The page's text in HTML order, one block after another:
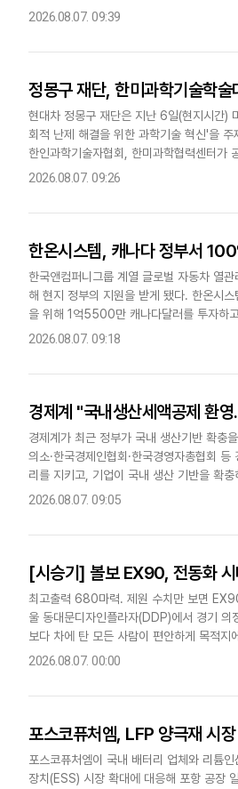
하는 HMM의 여름방학 사회공헌 프로그램
2026.08.07. 09:39
정몽구 재단, 한미과학기술학
현대차 정몽구 재단은 지난 6일(현지시간
회적 난제 해결을 위한 과학기술 혁신'을
한인과학기술자협회, 한미과학협력센터가
고 현실로'를 주제로 양국 연구자와 기업인
2026.08.07. 09:26
한온시스템, 캐나다 정부서
한국앤컴퍼니그룹 계열 글로벌 자동차 열
해 현지 정부의 지원을 받게 됐다. 한온시
을 위해 1억5500만 캐나다달러를 투자하
로 했다한온시스템은 캐나다 혁신과학경제
2026.08.07. 09:18
경제계 "국내생산세액공제 환
경제계가 최근 정부가 국내 생산기반 확충
의소·한국경제인협회·한국경영자총협회
리를 지키고, 기업이 국내 생산 기반을 확충
IRA(인플레이션 감축법)'로 불리는 국내생
2026.08.07. 09:05
[시승기] 볼보 EX90, 전동화
최고출력 680마력. 제원 수치만 보면
울 동대문디자인플라자(DDP)에서 경기
보다 차에 탄 모든 사람이 편안하게 목적
높이지 않는다. 최고출력 680마력, 최대토
2026.08.07. 00:00
포스코퓨처엠, LFP 양극재 시
포스코퓨처엠이 국내 배터리 업체와 리튬
장치(ESS) 시장 확대에 대응해 포항 공장